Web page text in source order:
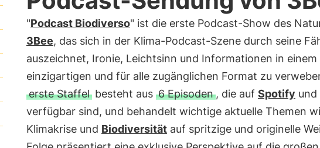
"Podcast Biodiverso" ist die erste Podcast-Show des
3Bee, das sich in der Klima-Podcast-Szene durch seine
auszeichnet, Ironie, Leichtsinn und Informationen in einem
einzigartigen und für alle zugänglichen Format zu
erste Staffelbesteht aus 6 Episoden, die auf Spotify und
verfügbar sind, und behandelt wichtige aktuelle Themen
Klimakrise und Biodiversitätauf spritzige und originelle